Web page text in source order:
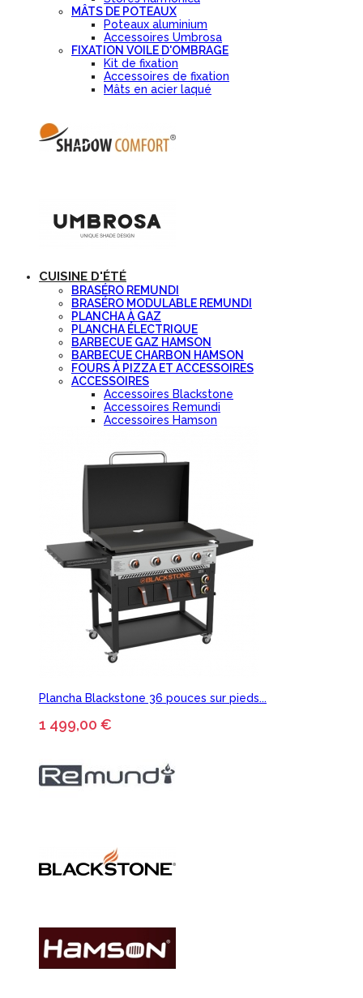
MÂTS DE POTEAUX
Poteaux aluminium
Accessoires Umbrosa
FIXATION VOILE D'OMBRAGE
Kit de fixation
Accessoires de fixation
Mâts en acier laqué
CUISINE D'ÉTÉ
BRASÉRO REMUNDI
BRASÉRO MODULABLE REMUNDI
PLANCHA À GAZ
PLANCHA ÉLECTRIQUE
BARBECUE GAZ HAMSON
BARBECUE CHARBON HAMSON
FOURS À PIZZA ET ACCESSOIRES
ACCESSOIRES
Accessoires Blackstone
Accessoires Remundi
Accessoires Hamson
Plancha Blackstone 36 pouces sur pieds...
1 499,00 €